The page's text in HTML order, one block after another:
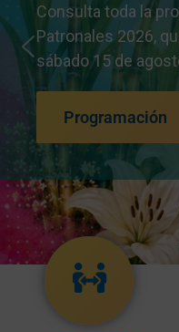
Consulta toda la
Patronales 2026,
sábado 15 de
Programación